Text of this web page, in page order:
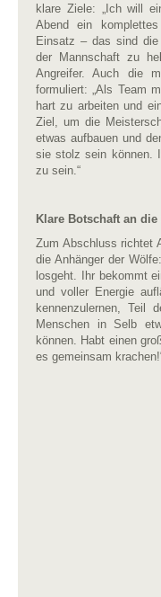
klare Ziele: „Ich will
Abend ein
Einsatz – das sind
der Mannschaft zu
Angreifer. Auch die
formuliert: „Als Team
hart zu arbeiten und
Ziel, um die
etwas aufbauen und
sie stolz sein können.
zu sein.“
Klare Botschaft an die
Zum Abschluss richtet
die Anhänger der
losgeht. Ihr bekommt
und voller Energie
kennenzulernen, Teil
Menschen in Selb
können. Habt einen
es gemeinsam